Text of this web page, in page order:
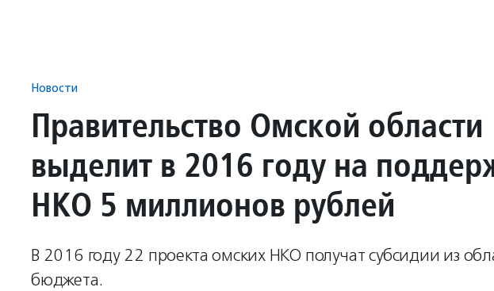
Новости
Правительство Омской области
выделит в 2016 году на
НКО 5 миллионов рублей
В 2016 году 22 проекта омских НКО получат субсидии из
бюджета.